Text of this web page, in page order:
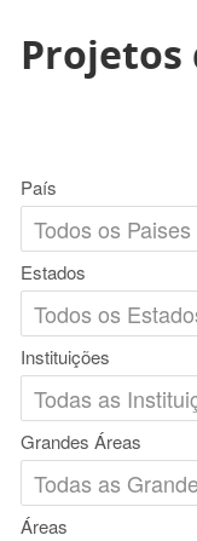
Projetos
País
Estados
Instituições
Grandes Áreas
Áreas